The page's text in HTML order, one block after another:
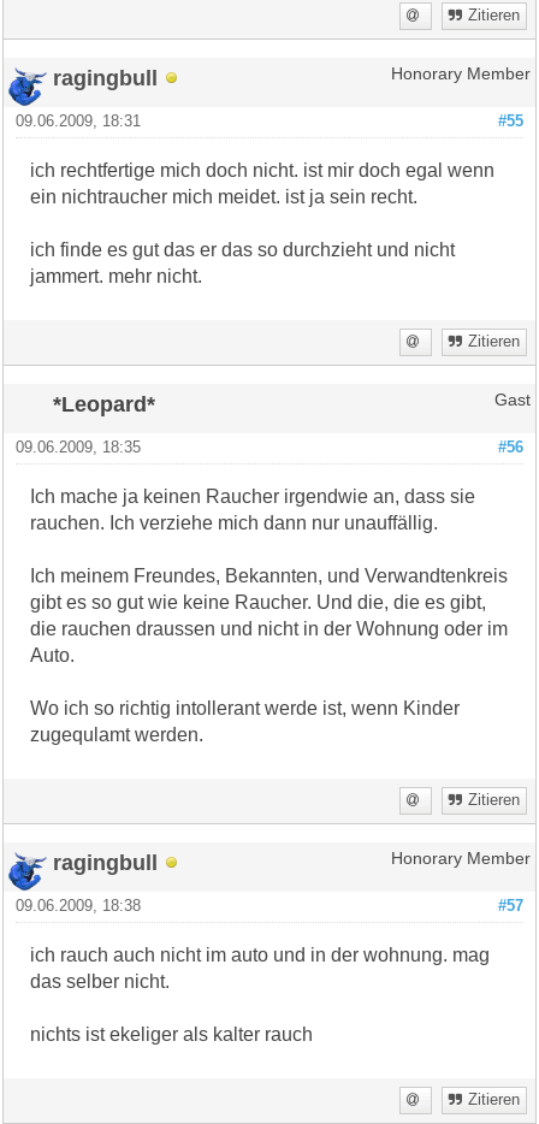
Zitieren
ragingbull Honorary Member
#55
09.06.2009, 18:31
ich rechtfertige mich doch nicht. ist mir doch egal wenn
ein nichtraucher mich meidet. ist ja sein recht.
ich finde es gut das er das so durchzieht und nicht
jammert. mehr nicht.
Zitieren
*Leopard* Gast
#56
09.06.2009, 18:35
Ich mache ja keinen Raucher irgendwie an, dass sie
rauchen. Ich verziehe mich dann nur unauffällig.
Ich meinem Freundes, Bekannten, und Verwandtenkreis
gibt es so gut wie keine Raucher. Und die, die es gibt,
die rauchen draussen und nicht in der Wohnung oder im
Auto.
Wo ich so richtig intollerant werde ist, wenn Kinder
zugequlamt werden.
Zitieren
ragingbull Honorary Member
#57
09.06.2009, 18:38
ich rauch auch nicht im auto und in der wohnung. mag
das selber nicht.
nichts ist ekeliger als kalter rauch
Zitieren